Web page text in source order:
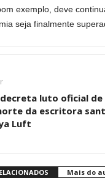
exemplo, deve
seja finalmente
luto oficial
da escritora
Luft
Mais do